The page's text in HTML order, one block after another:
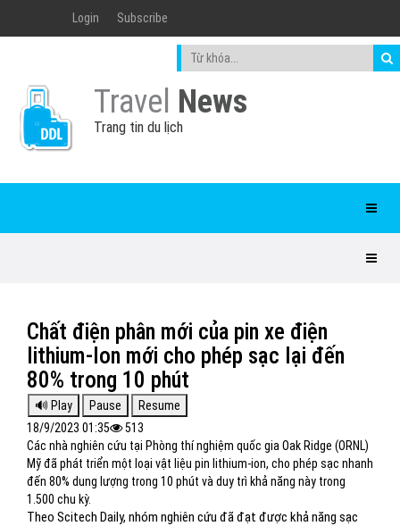
Login Subscribe
Travel News
Trang tin du lịch
Chất điện phân mới của pin xe điện
lithium-Ion mới cho phép sạc lại đến
80% trong 10 phút
18/9/2023 01:35
513
Các nhà nghiên cứu tại Phòng thí nghiệm quốc gia Oak Ridge (ORNL)
Mỹ đã phát triển một loại vật liệu pin lithium-ion, cho phép sạc nhanh
đến 80% dung lượng trong 10 phút và duy trì khả năng này trong
1.500 chu kỳ.
Theo Scitech Daily, nhóm nghiên cứu đã đạt được khả năng sạc